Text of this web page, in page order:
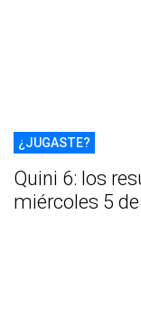
¿JUGASTE?
Quini 6: los
miércoles 5